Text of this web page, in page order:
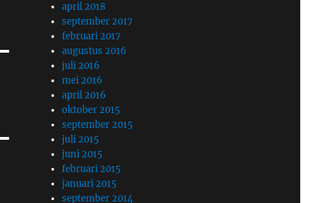
april 2018
september 2017
februari 2017
augustus 2016
juli 2016
mei 2016
april 2016
oktober 2015
september 2015
juli 2015
juni 2015
februari 2015
januari 2015
september 2014